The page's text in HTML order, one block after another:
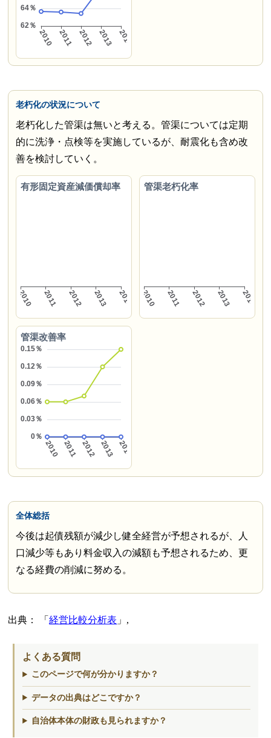
老朽化の状況について
老朽化した管渠は無いと考える。管渠については定期
的に洗浄・点検等を実施しているが、耐震化も含め改
善を検討していく。
有形固定資産減価償却率 管渠老朽化率
管渠改善率
全体総括
今後は起債残額が減少し健全経営が予想されるが、人
口減少等もあり料金収入の減額も予想されるため、更
なる経費の削減に努める。
出典： 経営比較分析表 ,
よくある質問
このページで何が分かりますか？
データの出典はどこですか？
自治体本体の財政も見られますか？